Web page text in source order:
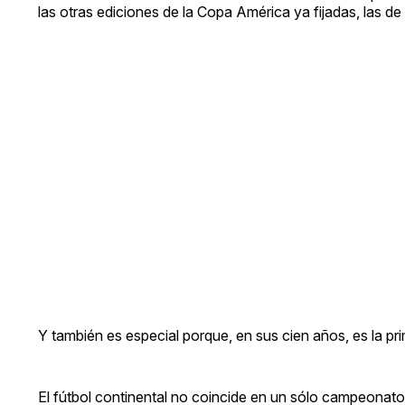
las otras ediciones de la Copa América ya fijadas, las
Y también es especial porque, en sus cien años, es la
El fútbol continental no coincide en un sólo